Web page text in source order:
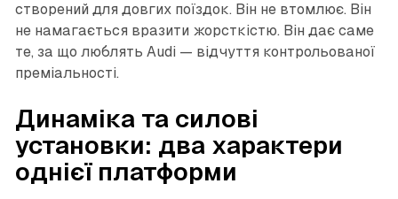
створений для довгих поїздок. Він не втомлює. Він
не намагається вразити жорсткістю. Він дає саме
те, за що люблять Audi — відчуття контрольованої
преміальності.
Динаміка та силові
установки: два характери
однієї платформи